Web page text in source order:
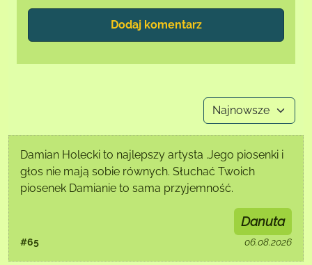
Dodaj komentarz
Damian Holecki to najlepszy artysta .Jego piosenki i
głos nie mają sobie równych. Słuchać Twoich
piosenek Damianie to sama przyjemność.
#65
Danuta
06.08.2026